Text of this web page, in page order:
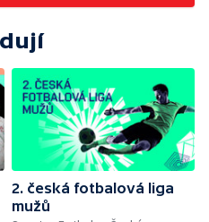
2. česká fotbalová liga
mužů